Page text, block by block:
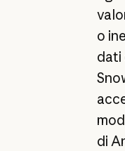
o
dati
di